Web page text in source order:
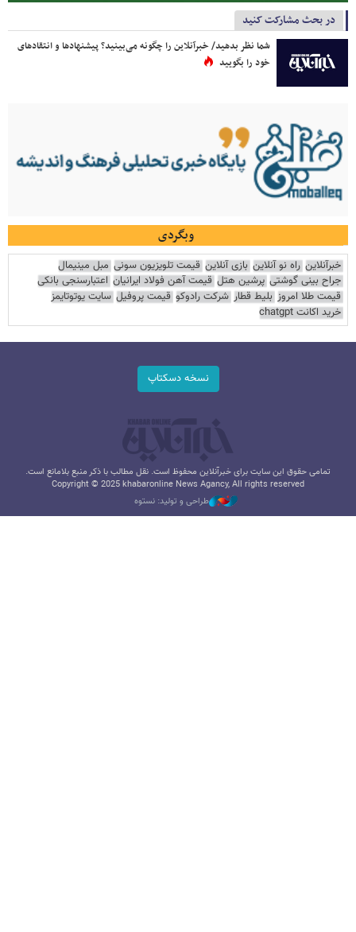
در بحث مشارکت کنید
شما نظر بدهید/ خبرآنلاین را چگونه می‌بینید؟ پیشنهادها و انتقادهای
خود را بگویید
وبگردی
خبرآنلاین راه نو آنلاین بازی آنلاین قیمت تلویزیون سونی مبل مینیمال
جراح بینی گوشتی پرشین هتل قیمت آهن فولاد ایرانیان اعتبارسنجی بانکی
قیمت طلا امروز بلیط قطار شرکت رادوکو قیمت پروفیل سایت یوتوتایمز
خرید اکانت chatgpt
نسخه دسکتاپ
تمامی حقوق این سایت برای خبرآنلاین محفوظ است. نقل مطالب با ذکر منبع بلامانع است.
Copyright © 2025 khabaronline News Agancy, All rights reserved
طراحی و تولید: نستوه